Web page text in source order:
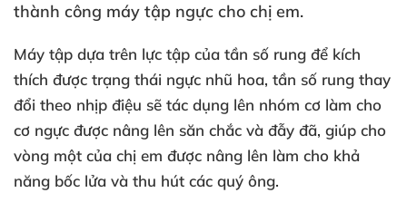
thành công máy tập ngực cho chị em.
Máy tập dựa trên lực tập của tần số rung để kích
thích được trạng thái ngực nhũ hoa, tần số rung thay
đổi theo nhịp điệu sẽ tác dụng lên nhóm cơ làm cho
cơ ngực được nâng lên săn chắc và đẫy đã, giúp cho
vòng một của chị em được nâng lên làm cho khả
năng bốc lửa và thu hút các quý ông.